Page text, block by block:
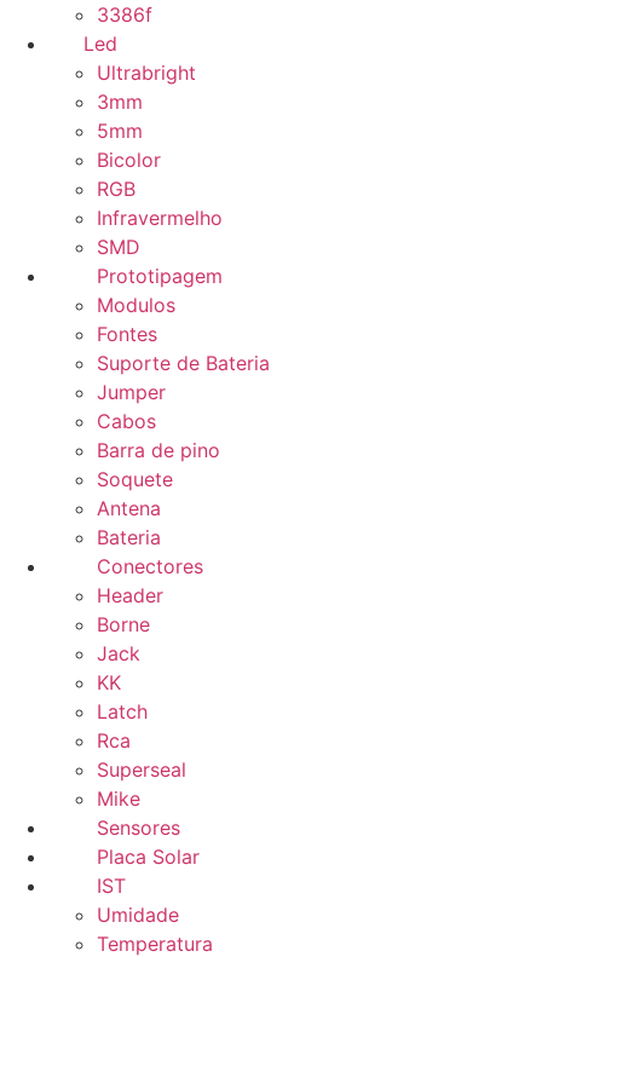
3386f
Led
Ultrabright
3mm
5mm
Bicolor
RGB
Infravermelho
SMD
Prototipagem
Modulos
Fontes
Suporte de Bateria
Jumper
Cabos
Barra de pino
Soquete
Antena
Bateria
Conectores
Header
Borne
Jack
KK
Latch
Rca
Superseal
Mike
Sensores
Placa Solar
IST
Umidade
Temperatura